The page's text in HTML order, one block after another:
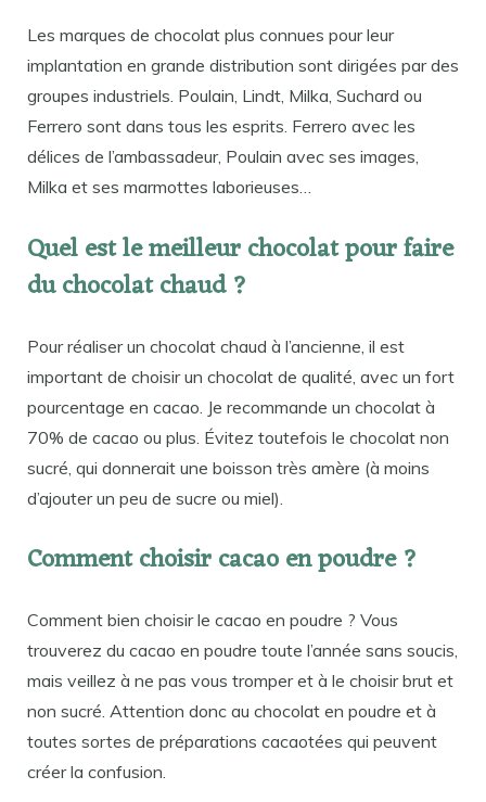
Les marques de chocolat plus connues pour leur
implantation en grande distribution sont dirigées par des
groupes industriels. Poulain, Lindt, Milka, Suchard ou
Ferrero sont dans tous les esprits. Ferrero avec les
délices de l’ambassadeur, Poulain avec ses images,
Milka et ses marmottes laborieuses…
Quel est le meilleur chocolat pour faire
du chocolat chaud ?
Pour réaliser un chocolat chaud à l’ancienne, il est
important de choisir un chocolat de qualité, avec un fort
pourcentage en cacao. Je recommande un chocolat à
70% de cacao ou plus. Évitez toutefois le chocolat non
sucré, qui donnerait une boisson très amère (à moins
d’ajouter un peu de sucre ou miel).
Comment choisir cacao en poudre ?
Comment bien choisir le cacao en poudre ? Vous
trouverez du cacao en poudre toute l’année sans soucis,
mais veillez à ne pas vous tromper et à le choisir brut et
non sucré. Attention donc au chocolat en poudre et à
toutes sortes de préparations cacaotées qui peuvent
créer la confusion.